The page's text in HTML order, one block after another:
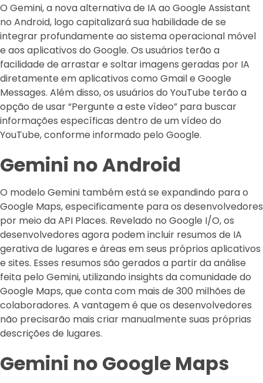
O Gemini, a nova alternativa de IA ao Google Assistant
no Android, logo capitalizará sua habilidade de se
integrar profundamente ao sistema operacional móvel
e aos aplicativos do Google. Os usuários terão a
facilidade de arrastar e soltar imagens geradas por IA
diretamente em aplicativos como Gmail e Google
Messages. Além disso, os usuários do YouTube terão a
opção de usar “Pergunte a este vídeo” para buscar
informações específicas dentro de um vídeo do
YouTube, conforme informado pelo Google.
Gemini no Android
O modelo Gemini também está se expandindo para o
Google Maps, especificamente para os desenvolvedores
por meio da API Places. Revelado no Google I/O, os
desenvolvedores agora podem incluir resumos de IA
gerativa de lugares e áreas em seus próprios aplicativos
e sites. Esses resumos são gerados a partir da análise
feita pelo Gemini, utilizando insights da comunidade do
Google Maps, que conta com mais de 300 milhões de
colaboradores. A vantagem é que os desenvolvedores
não precisarão mais criar manualmente suas próprias
descrições de lugares.
Gemini no Google Maps